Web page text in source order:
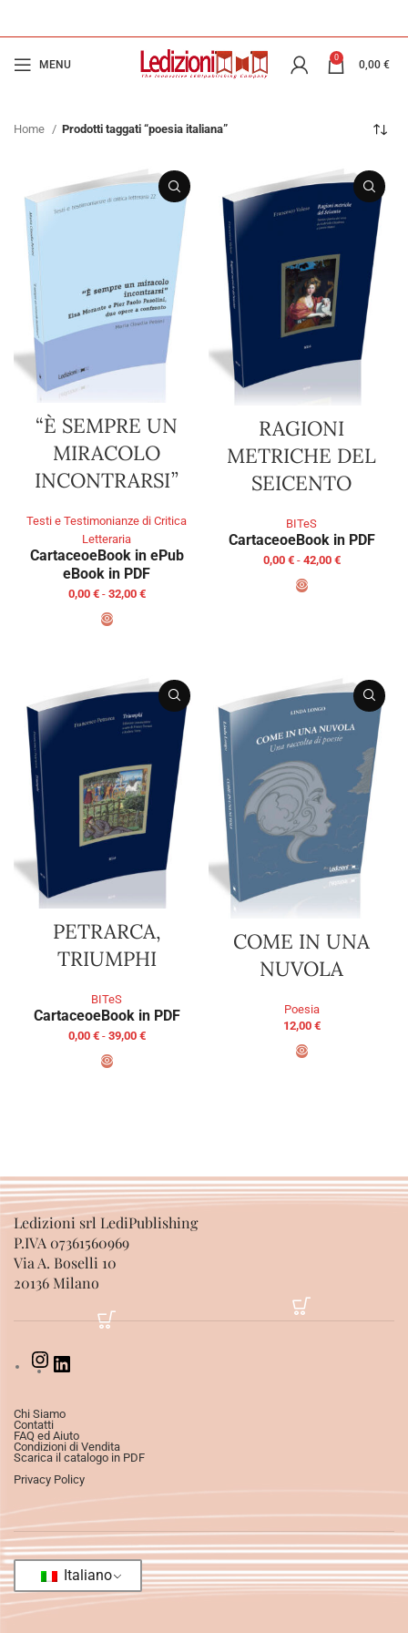
MENU
0
0,00 €
Home Prodotti taggati “poesia italiana”
“È SEMPRE UN
MIRACOLO
INCONTRARSI”
Testi e Testimonianze di Critica
Letteraria
CartaceoeBook in ePub
eBook in PDF
0,00 € - 32,00 €
RAGIONI
METRICHE DEL
SEICENTO
BITeS
CartaceoeBook in PDF
0,00 € - 42,00 €
PETRARCA,
TRIUMPHI
BITeS
CartaceoeBook in PDF
0,00 € - 39,00 €
COME IN UNA
NUVOLA
Poesia
12,00 €
Ledizioni srl LediPublishing
P.IVA 07361560969
Via A. Boselli 10
20136 Milano
Chi Siamo
Contatti
FAQ ed Aiuto
Condizioni di Vendita
Scarica il catalogo in PDF
Privacy Policy
Italiano